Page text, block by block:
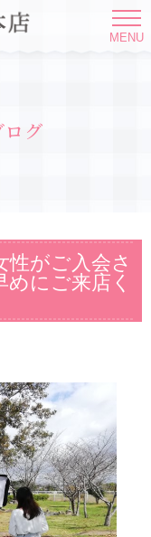
MENU
グ
性がご入会さ
にご来店く